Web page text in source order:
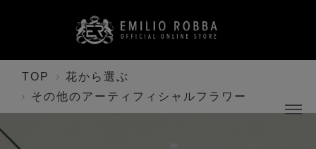
TOP
花から選ぶ
その他のアーティフィシャルフラワー